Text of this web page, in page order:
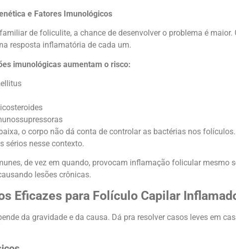
e Fatores Imunológicos
de foliculite, a chance de desenvolver o problema é
resposta inflamatória de cada um.
imunológicas aumentam o risco:
o corpo não dá conta de controlar as bactérias nos
sérios nesse contexto.
de vez em quando, provocam inflamação folicular
lesões crônicas.
Eficazes para Folículo Capilar
da gravidade e da causa. Dá pra resolver casos leves em